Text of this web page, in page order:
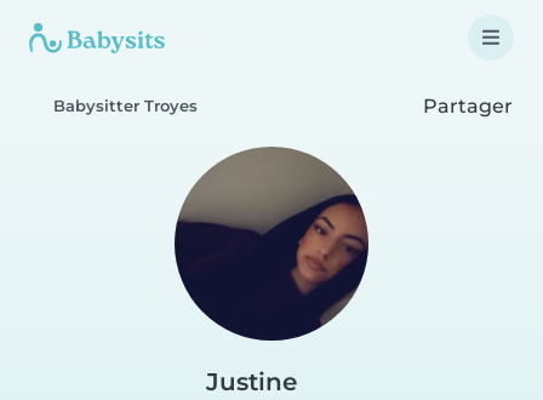
Babysitter Troyes Partager
Justine